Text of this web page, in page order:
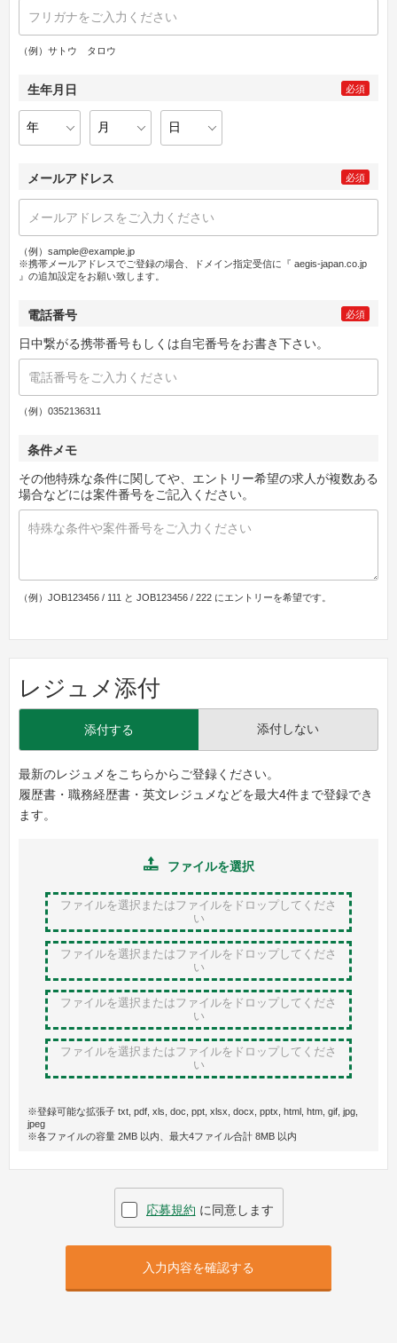
（例）サトウ タロウ
生年月日 必須
メールアドレス 必須
（例）sample@example.jp
※携帯メールアドレスでご登録の場合、ドメイン指定受信に『 aegis-japan.co.jp
』の追加設定をお願い致します。
電話番号 必須
日中繋がる携帯番号もしくは自宅番号をお書き下さい。
（例）0352136311
条件メモ
その他特殊な条件に関してや、エントリー希望の求人が複数ある
場合などには案件番号をご記入ください。
（例）JOB123456 / 111 と JOB123456 / 222 にエントリーを希望です。
レジュメ添付
添付する 添付しない
最新のレジュメをこちらからご登録ください。
履歴書・職務経歴書・英文レジュメなどを最大4件まで登録でき
ます。
ファイルを選択
ファイルを選択またはファイルをドロップしてくださ
い
ファイルを選択またはファイルをドロップしてくださ
い
ファイルを選択またはファイルをドロップしてくださ
い
ファイルを選択またはファイルをドロップしてくださ
い
※登録可能な拡張子 txt, pdf, xls, doc, ppt, xlsx, docx, pptx, html, htm, gif, jpg,
jpeg
※各ファイルの容量 2MB 以内、最大4ファイル合計 8MB 以内
応募規約 に同意します
入力内容を確認する